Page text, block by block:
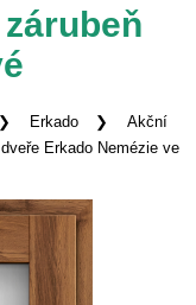
Erkado
Akční
dveře Erkado Nemézie ve